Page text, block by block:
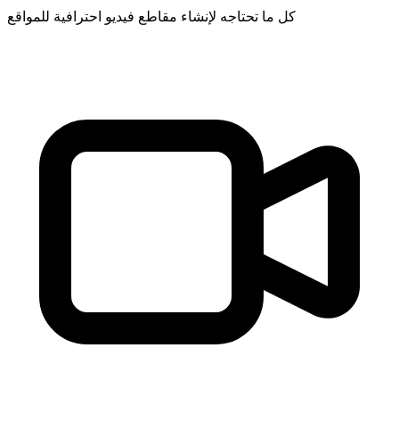
كل ما تحتاجه لإنشاء مقاطع فيديو احترافية للمواقع